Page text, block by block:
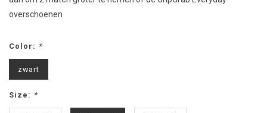
overschoenen
Color: *
zwart
Size: *